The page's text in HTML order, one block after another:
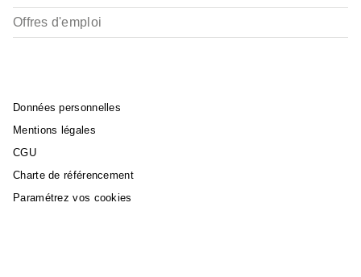
Offres d'emploi
Données personnelles
Mentions légales
CGU
Charte de référencement
Paramétrez vos cookies